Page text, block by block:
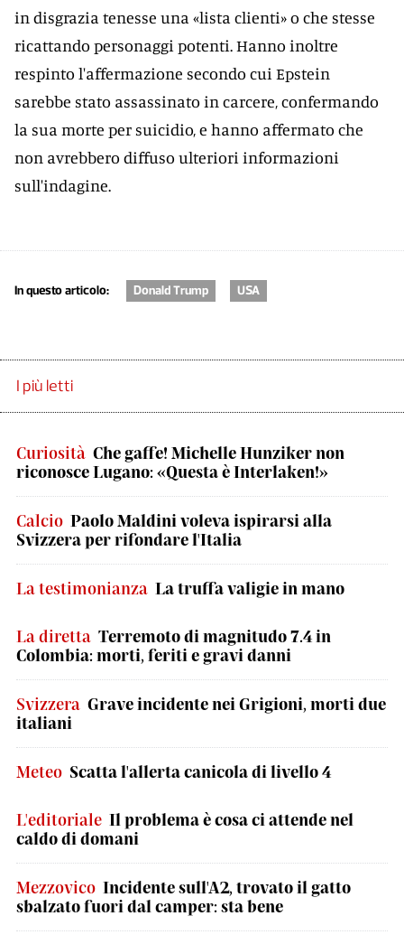
in disgrazia tenesse una «lista clienti» o che stesse
ricattando personaggi potenti. Hanno inoltre
respinto l'affermazione secondo cui Epstein
sarebbe stato assassinato in carcere, confermando
la sua morte per suicidio, e hanno affermato che
non avrebbero diffuso ulteriori informazioni
sull'indagine.
In questo articolo: Donald Trump USA
I più letti
Curiosità Che gaffe! Michelle Hunziker non
riconosce Lugano: «Questa è Interlaken!»
Calcio Paolo Maldini voleva ispirarsi alla
Svizzera per rifondare l'Italia
La testimonianza La truffa valigie in mano
La diretta Terremoto di magnitudo 7.4 in
Colombia: morti, feriti e gravi danni
Svizzera Grave incidente nei Grigioni, morti due
italiani
Meteo Scatta l'allerta canicola di livello 4
L'editoriale Il problema è cosa ci attende nel
caldo di domani
Mezzovico Incidente sull'A2, trovato il gatto
sbalzato fuori dal camper: sta bene